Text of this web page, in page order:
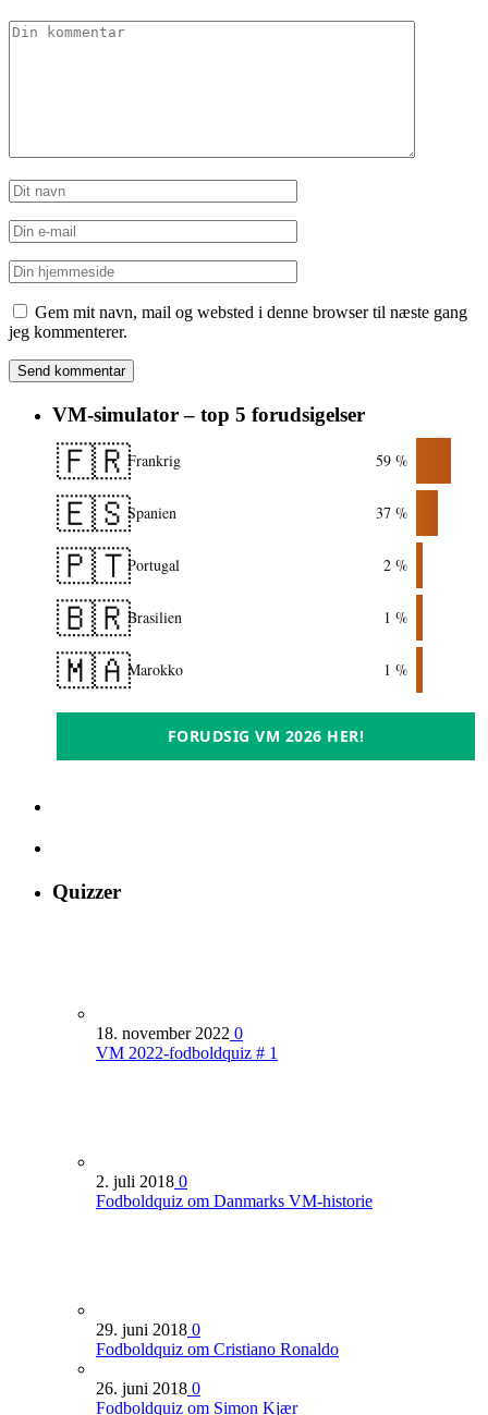
Gem mit navn, mail og websted i denne browser til næste gang
jeg kommenterer.
VM-simulator – top 5 forudsigelser
🇫🇷Frankrig 59 %
🇪🇸Spanien 37 %
🇵🇹Portugal 2 %
🇧🇷Brasilien 1 %
🇲🇦Marokko 1 %
FORUDSIG VM 2026 HER!
Quizzer
18. november 2022 0
VM 2022-fodboldquiz # 1
2. juli 2018 0
Fodboldquiz om Danmarks VM-historie
29. juni 2018 0
Fodboldquiz om Cristiano Ronaldo
26. juni 2018 0
Fodboldquiz om Simon Kjær